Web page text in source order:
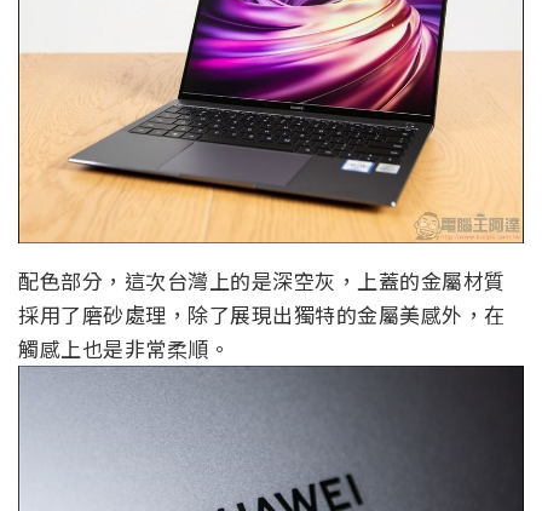
配色部分，這次台灣上的是深空灰，上蓋的金屬材質
採用了磨砂處理，除了展現出獨特的金屬美感外，在
觸感上也是非常柔順。